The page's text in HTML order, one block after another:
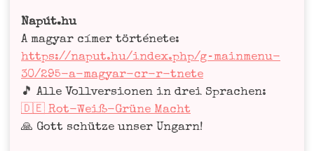
Napút.hu
A magyar címer tör­té­ne­te:
https://naput.hu/index.php/g‑mainmenu-
30/295-a-magyar-cr-r-tnete
🎵 Alle Voll­ver­sio­nen in drei Spra­chen:
🇩🇪 Rot-Weiß-Grü­ne Macht
🙏 Gott schüt­ze unser Ungarn!